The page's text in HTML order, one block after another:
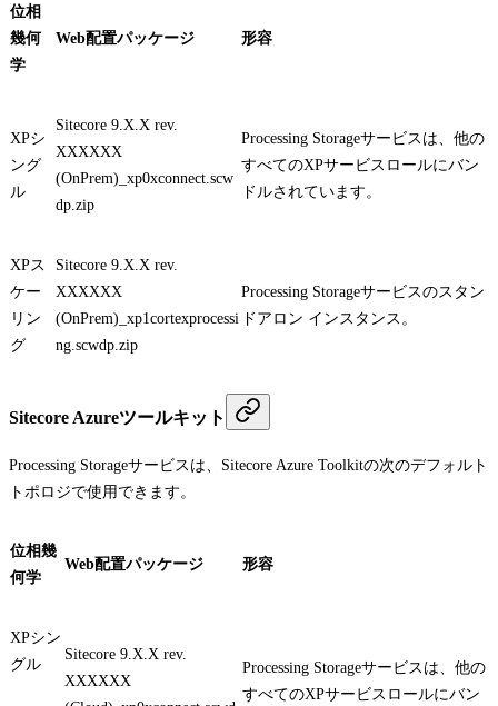
位相
幾何
学
Web配置パッケージ 形容
XPシ
ング
ル
Sitecore 9.X.X rev.
XXXXXX
(OnPrem)_xp0xconnect.scw
dp.zip
Processing Storageサービスは、他の
すべてのXPサービスロールにバン
ドルされています。
XPス
ケー
リン
グ
Sitecore 9.X.X rev.
XXXXXX
(OnPrem)_xp1cortexprocessi
ng.scwdp.zip
Processing Storageサービスのスタン
ドアロン インスタンス。
Sitecore Azureツールキット
Processing Storageサービスは、Sitecore Azure Toolkitの次のデフォルト
トポロジで使用できます。
位相幾
何学
Web配置パッケージ 形容
XPシン
グル
Sitecore 9.X.X rev.
XXXXXX
Processing Storageサービスは、他の
すべてのXPサービスロールにバン